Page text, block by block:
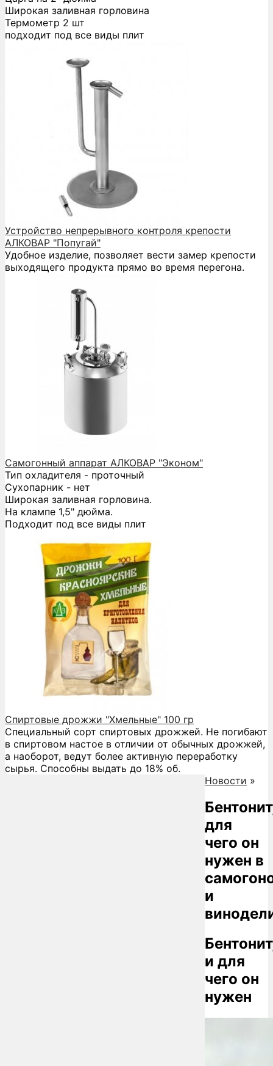
Широкая заливная горловина
Термометр 2 шт
подходит под все виды плит
Устройство непрерывного контроля крепости
АЛКОВАР "Попугай"
Удобное изделие, позволяет вести замер крепости
выходящего продукта прямо во время перегона.
Самогонный аппарат АЛКОВАР "Эконом"
Тип охладителя - проточный
Сухопарник - нет
Широкая заливная горловина.
На клампе 1,5" дюйма.
Подходит под все виды плит
Спиртовые дрожжи "Хмельные" 100 гр
Специальный сорт спиртовых дрожжей. Не погибают
в спиртовом настое в отличии от обычных дрожжей,
а наоборот, ведут более активную переработку
сырья. Способны выдать до 18% об.
Новости »
для
чего он
нужен в
и
и для
чего он
нужен